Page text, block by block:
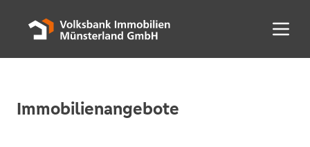
Menü
Immobilienangebote